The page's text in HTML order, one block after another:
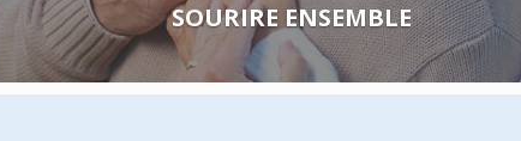
ESTHÉTIQUE DU SOURIRE